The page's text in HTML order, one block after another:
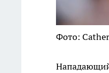
Фото: